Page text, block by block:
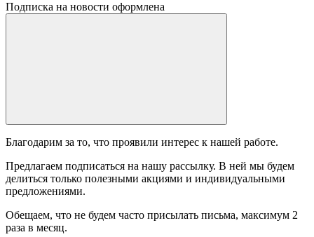
Подписка на новости оформлена
Благодарим за то, что проявили интерес к нашей работе.
Предлагаем подписаться на нашу рассылку. В ней мы будем
делиться только полезными акциями и индивидуальными
предложениями.
Обещаем, что не будем часто присылать письма, максимум 2
раза в месяц.